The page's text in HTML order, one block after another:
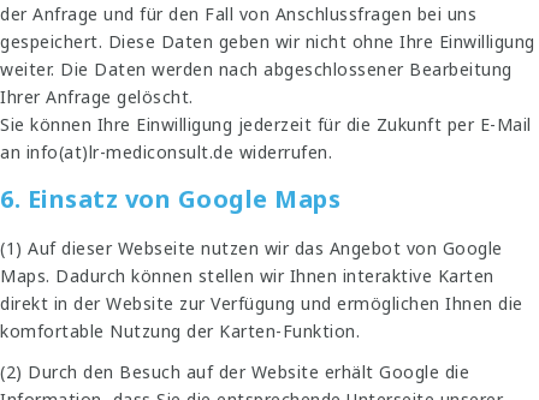
der Anfrage und für den Fall von Anschlussfragen bei uns
gespeichert. Diese Daten geben wir nicht ohne Ihre Einwilligung
weiter. Die Daten werden nach abgeschlossener Bearbeitung
Ihrer Anfrage gelöscht.
Sie können Ihre Einwilligung jederzeit für die Zukunft per E-Mail
an info(at)lr-mediconsult.de widerrufen.
6. Einsatz von Google Maps
(1) Auf dieser Webseite nutzen wir das Angebot von Google
Maps. Dadurch können stellen wir Ihnen interaktive Karten
direkt in der Website zur Verfügung und ermöglichen Ihnen die
komfortable Nutzung der Karten-Funktion.
(2) Durch den Besuch auf der Website erhält Google die